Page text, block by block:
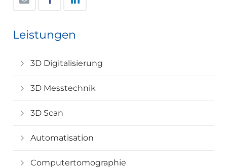
Leistungen
3D Digitalisierung
3D Messtechnik
3D Scan
Automatisation
Computertomographie